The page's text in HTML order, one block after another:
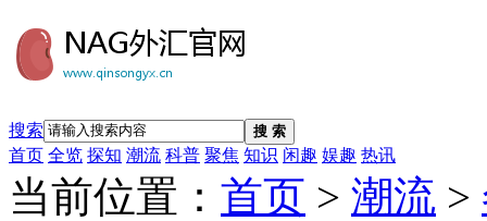
搜索 搜 索
首页 全览 探知 潮流 科普 聚焦 知识 闲趣 娱趣 热讯
当前位置： 首页 > 潮流 >